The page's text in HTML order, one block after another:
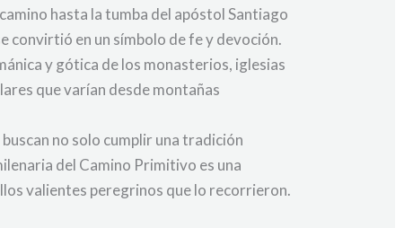
hasta la tumba del apóstol Santiago
convirtió en un símbolo de fe y devoción.
y gótica de los monasterios, iglesias
que varían desde montañas
no solo cumplir una tradición
del Camino Primitivo es una
valientes peregrinos que lo recorrieron.